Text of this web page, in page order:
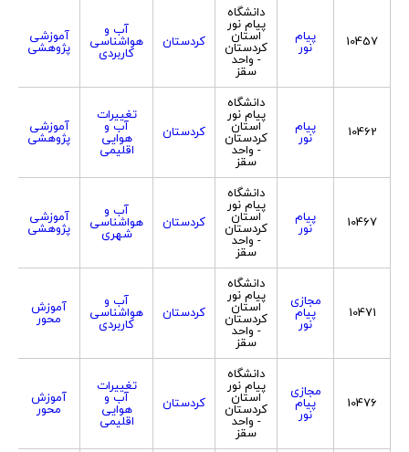
10457 پیام
نور
دانشگاه
پیام نور
استان
کردستان
- واحد
سقز
کردستان
آب و
هواشناسی
کاربردی
آموزشی
پژوهشی
10462 پیام
نور
دانشگاه
پیام نور
استان
کردستان
- واحد
سقز
کردستان
تغییرات
آب و
هوایی
اقلیمی
آموزشی
پژوهشی
10467 پیام
نور
دانشگاه
پیام نور
استان
کردستان
- واحد
سقز
کردستان
آب و
هواشناسی
شهری
آموزشی
پژوهشی
10471
مجازی
پیام
نور
دانشگاه
پیام نور
استان
کردستان
- واحد
سقز
کردستان
آب و
هواشناسی
کاربردی
آموزش
محور
10476
مجازی
پیام
نور
دانشگاه
پیام نور
استان
کردستان
- واحد
سقز
کردستان
تغییرات
آب و
هوایی
اقلیمی
آموزش
محور